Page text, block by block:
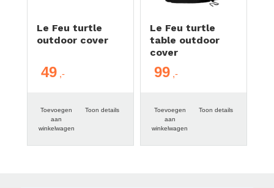
Le Feu turtle
outdoor cover
49
Toevoegen
aan
winkelwagen
Toon details
Le Feu turtle
table outdoor
cover
99
Toevoegen
aan
winkelwagen
Toon details